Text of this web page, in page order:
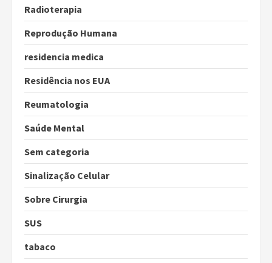
Radioterapia
Reprodução Humana
residencia medica
Residência nos EUA
Reumatologia
Saúde Mental
Sem categoria
Sinalização Celular
Sobre Cirurgia
SUS
tabaco